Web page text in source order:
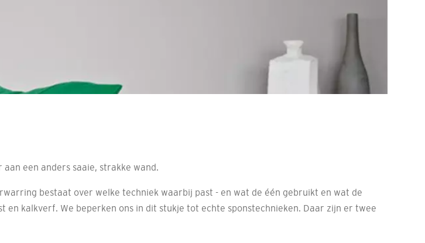
een anders saaie, strakke wand.
bestaat over welke techniek waarbij past - en wat de één gebruikt en wat de
kalkverf. We beperken ons in dit stukje tot echte sponstechnieken. Daar zijn er twee